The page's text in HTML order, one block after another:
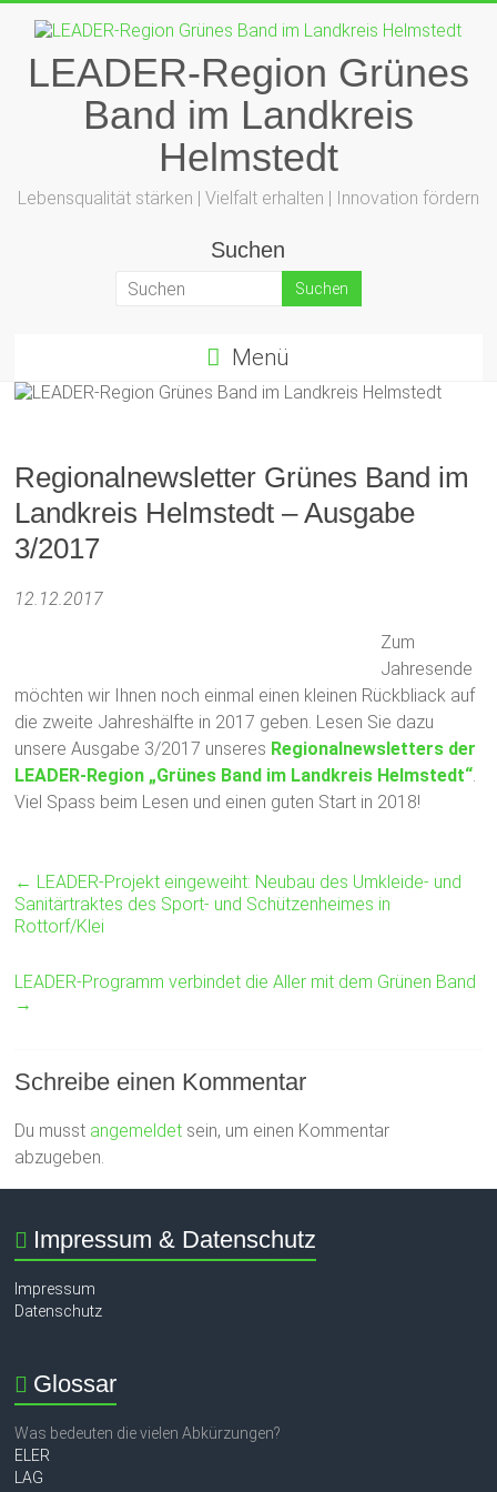
Inhalt
springenLEADER-Region Grünes
Band im Landkreis
Helmstedt
Lebensqualität stärken | Vielfalt erhalten | Innovation fördern
Suchen
Menü
Regionalnewsletter Grünes Band im
Landkreis Helmstedt – Ausgabe
3/2017
12.12.2017
Zum
Jahresende
möchten wir Ihnen noch einmal einen kleinen Rückbliack auf
die zweite Jahreshälfte in 2017 geben. Lesen Sie dazu
unsere Ausgabe 3/2017 unseres Regionalnewsletters der
LEADER-Region „Grünes Band im Landkreis Helmstedt“.
Viel Spass beim Lesen und einen guten Start in 2018!
← LEADER-Projekt eingeweiht: Neubau des Umkleide- und
Sanitärtraktes des Sport- und Schützenheimes in
Rottorf/Klei
LEADER-Programm verbindet die Aller mit dem Grünen Band
→
Schreibe einen Kommentar
Du musst angemeldet sein, um einen Kommentar
abzugeben.
Impressum & Datenschutz
Impressum
Datenschutz
Glossar
Was bedeuten die vielen Abkürzungen?
ELER
LAG